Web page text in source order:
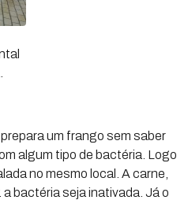
um frango sem saber
algum tipo de bactéria. Logo
no mesmo local. A carne,
bactéria seja inativada. Já o